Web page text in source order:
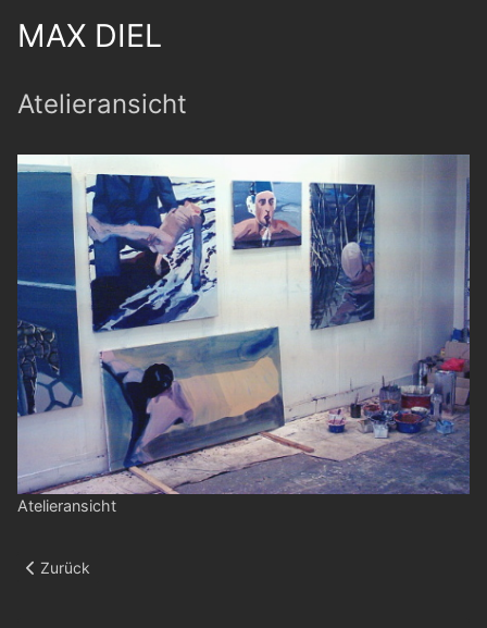
MAX DIEL
Atelieransicht
Atelieransicht
Vorheriger Beitrag: Max Diel
Zurück